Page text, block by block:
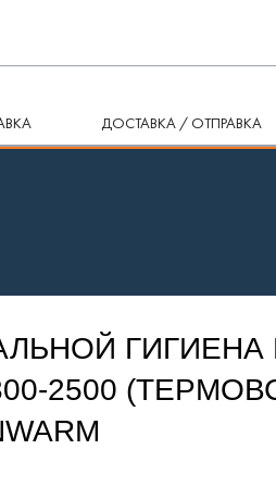
ДОСТАВКА / ОТПРАВКА
ГИГИЕНА
2500